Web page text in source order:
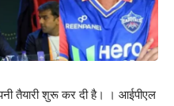
तैयारी शुरू कर दी है। । आईपीएल